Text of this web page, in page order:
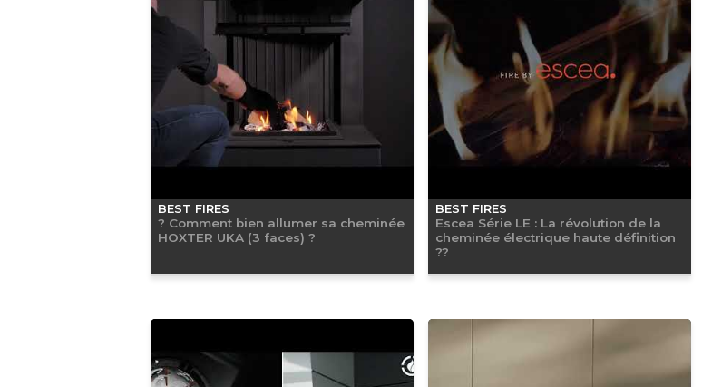
BEST FIRES
? Comment bien allumer sa cheminée
HOXTER UKA (3 faces) ?
BEST FIRES
Escea Série LE : La révolution de la
cheminée électrique haute définition
??